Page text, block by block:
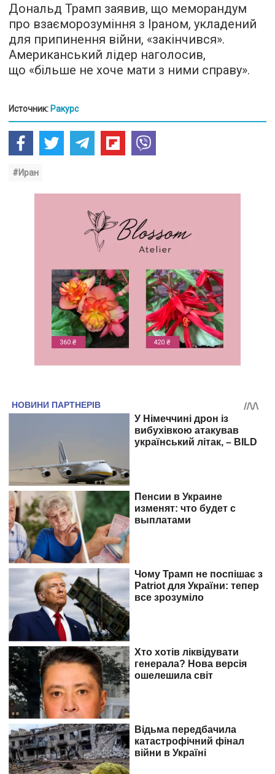
Дональд Трамп заявив, що меморандум
про взаєморозуміння з Іраном, укладений
для припинення війни, «закінчився».
Американський лідер наголосив,
що «більше не хоче мати з ними справу».
Источник: Ракурс
#Иран